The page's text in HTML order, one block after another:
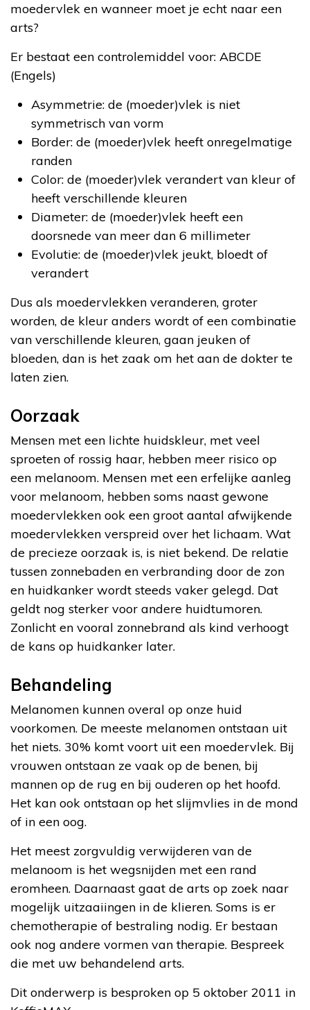
moedervlek en wanneer moet je echt naar een
arts?
Er bestaat een controlemiddel voor: ABCDE
(Engels)
Asymmetrie: de (moeder)vlek is niet
symmetrisch van vorm
Border: de (moeder)vlek heeft onregelmatige
randen
Color: de (moeder)vlek verandert van kleur of
heeft verschillende kleuren
Diameter: de (moeder)vlek heeft een
doorsnede van meer dan 6 millimeter
Evolutie: de (moeder)vlek jeukt, bloedt of
verandert
Dus als moedervlekken veranderen, groter
worden, de kleur anders wordt of een combinatie
van verschillende kleuren, gaan jeuken of
bloeden, dan is het zaak om het aan de dokter te
laten zien.
Oorzaak
Mensen met een lichte huidskleur, met veel
sproeten of rossig haar, hebben meer risico op
een melanoom. Mensen met een erfelijke aanleg
voor melanoom, hebben soms naast gewone
moedervlekken ook een groot aantal afwijkende
moedervlekken verspreid over het lichaam. Wat
de precieze oorzaak is, is niet bekend. De relatie
tussen zonnebaden en verbranding door de zon
en huidkanker wordt steeds vaker gelegd. Dat
geldt nog sterker voor andere huidtumoren.
Zonlicht en vooral zonnebrand als kind verhoogt
de kans op huidkanker later.
Behandeling
Melanomen kunnen overal op onze huid
voorkomen. De meeste melanomen ontstaan uit
het niets. 30% komt voort uit een moedervlek. Bij
vrouwen ontstaan ze vaak op de benen, bij
mannen op de rug en bij ouderen op het hoofd.
Het kan ook ontstaan op het slijmvlies in de mond
of in een oog.
Het meest zorgvuldig verwijderen van de
melanoom is het wegsnijden met een rand
eromheen. Daarnaast gaat de arts op zoek naar
mogelijk uitzaaiingen in de klieren. Soms is er
chemotherapie of bestraling nodig. Er bestaan
ook nog andere vormen van therapie. Bespreek
die met uw behandelend arts.
Dit onderwerp is besproken op 5 oktober 2011 in